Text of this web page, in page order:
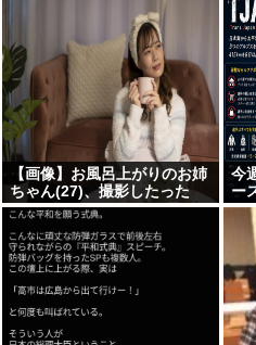
【画像】お風呂上がりのお姉
ちゃん(27)、撮影したった
www
今
ー